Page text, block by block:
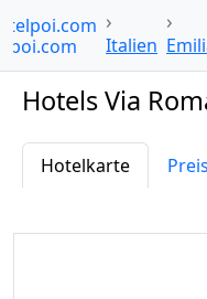
Italien
Hotels Via
Hotelkarte